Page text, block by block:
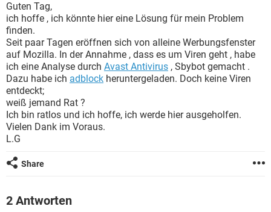
FACEBOOK
WHATSAPP TIKTOK
FACEBOOK HARDWARE
ANDROID
WINDOWS 10
WHATSAPP
FACEBOOK HARDWARE
Guten Tag,
ich hoffe , ich könnte hier eine Lösung für mein Problem
finden.
Seit paar Tagen eröffnen sich von alleine Werbungsfenster
auf Mozilla. In der Annahme , dass es um Viren geht , habe
ich eine Analyse durch Avast Antivirus , Sbybot gemacht .
Dazu habe ich adblock heruntergeladen. Doch keine Viren
entdeckt;
weiß jemand Rat ?
Ich bin ratlos und ich hoffe, ich werde hier ausgeholfen.
Vielen Dank im Voraus.
L.G
Share
2 Antworten